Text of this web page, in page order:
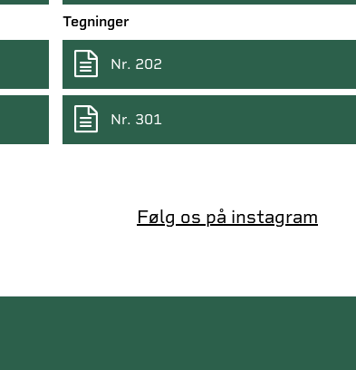
Tegninger
Nr. 202
Nr. 301
Følg os på instagram